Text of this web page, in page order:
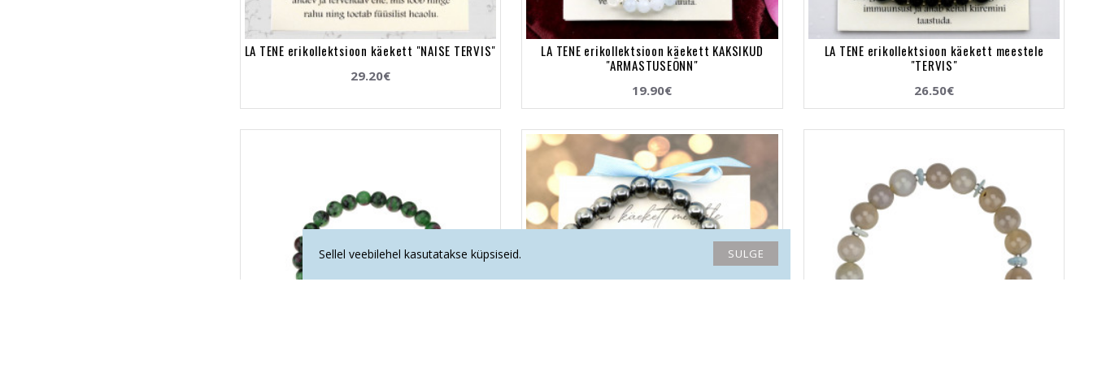
LA TENE erikollektsioon käekett "NAISE TERVIS"
29.20€
LA TENE erikollektsioon käekett KAKSIKUD
"ARMASTUSEÕNN"
19.90€
LA TENE erikollektsioon käekett meestele
"TERVIS"
26.50€
SULGE
Sellel veebilehel kasutatakse küpsiseid.